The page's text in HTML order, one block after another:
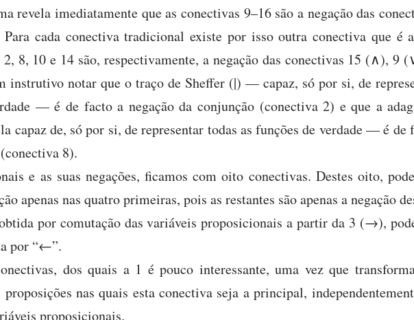
revela imediatamente que as conectivas 9–16 são a negação das
Para cada conectiva tradicional existe por isso outra conectiva que é
8, 10 e 14 são, respectivamente, a negação das conectivas 15 (∧), 9
notar que o traço de Sheffer (|) — capaz, só por si, de
— é de facto a negação da conjunção (conectiva 2) e que a
de, só por si, de representar todas as funções de verdade — é de
8).
e as suas negações, ficamos com oito conectivas. Destes oito,
apenas nas quatro primeiras, pois as restantes são apenas a negação
por comutação das variáveis proposicionais a partir da 3 (→),
por “←”.
dos quais a 1 é pouco interessante, uma vez que
nas quais esta conectiva seja a principal,
proposicionais.